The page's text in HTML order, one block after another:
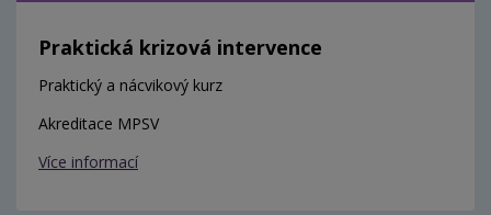
Praktická krizová intervence
Praktický a nácvikový kurz
Akreditace MPSV
Více informací